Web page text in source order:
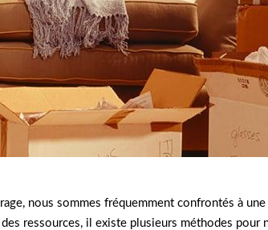
nous sommes fréquemment confrontés à une
ressources, il existe plusieurs méthodes pour